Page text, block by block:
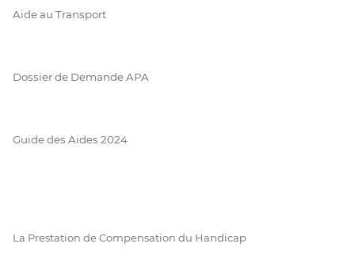
Aide au Transport
Dossier de Demande APA
Guide des Aides 2024
La Prestation de Compensation du Handicap